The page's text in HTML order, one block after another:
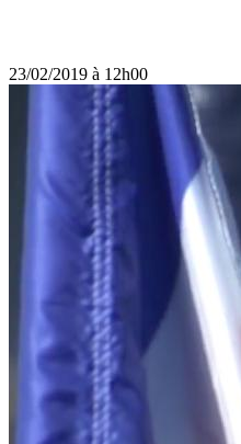
23/02/2019 à 12h00